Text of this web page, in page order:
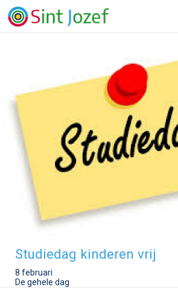
Welkom bij Sint Jozef school voor
Home Zoeken Nieuws
Studiedag kinderen vrij
8 februari
De gehele dag